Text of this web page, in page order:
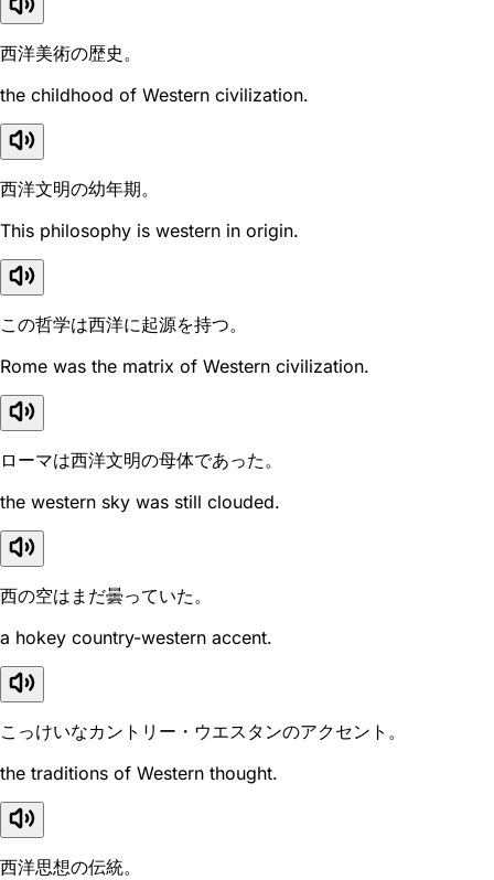
西洋美術の歴史。
the childhood of Western civilization.
西洋文明の幼年期。
This philosophy is western in origin.
この哲学は西洋に起源を持つ。
Rome was the matrix of Western civilization.
ローマは西洋文明の母体であった。
the western sky was still clouded.
西の空はまだ曇っていた。
a hokey country-western accent.
こっけいなカントリー・ウエスタンのアクセント。
the traditions of Western thought.
西洋思想の伝統。